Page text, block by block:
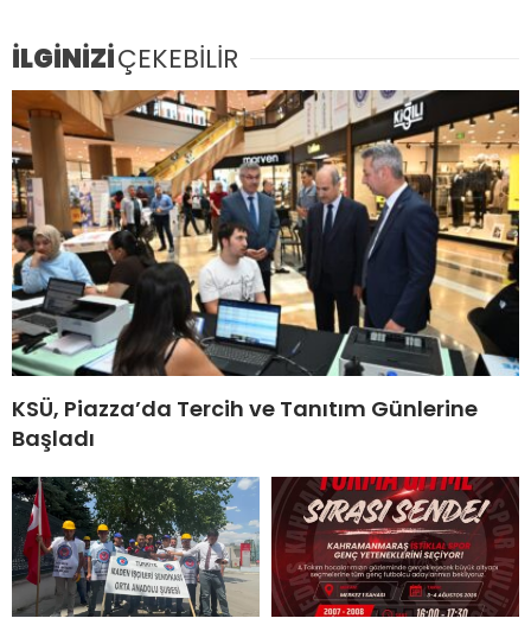
İLGİNİZİÇEKEBİLİR
KSÜ, Piazza’da Tercih ve Tanıtım Günlerine
Başladı